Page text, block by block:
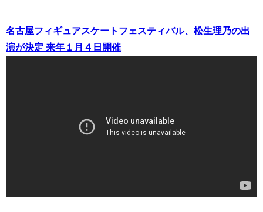
名古屋フィギュアスケートフェスティバル、松生理乃の出
演が決定 来年１月４日開催